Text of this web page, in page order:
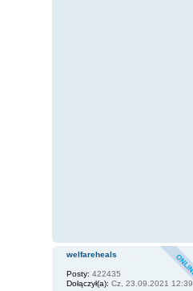
welfareheals
Posty: 422435
Dołączył(a): Cz, 23.09.2021 12:39